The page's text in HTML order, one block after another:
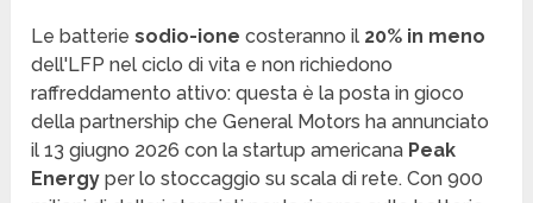
Le batteriesodio-ione costeranno il 20% in meno
dell'LFP nel ciclo di vita e non richiedono
raffreddamento attivo: questa è la posta in gioco
della partnership che General Motors ha annunciato
il 13 giugno 2026 con la startup americana Peak
Energy per lo stoccaggio su scala di rete. Con 900